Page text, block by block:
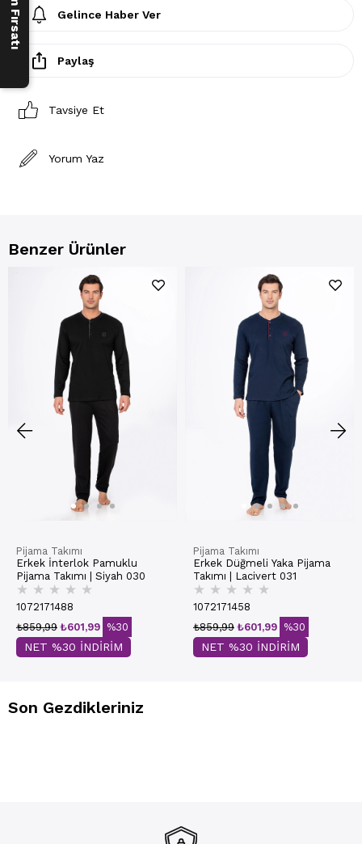
Gelince Haber Ver
Paylaş
Tavsiye Et
Yorum Yaz
Benzer Ürünler
Pijama Takımı
Erkek İnterlok Pamuklu
Pijama Takımı | Siyah 030
★ ★ ★ ★ ★
1072171488
₺601,99
₺859,99 %30
NET %30 İNDİRİM
Pijama Takımı
Erkek Düğmeli Yaka Pijama
Takımı | Lacivert 031
★ ★ ★ ★ ★
1072171458
₺601,99
₺859,99 %30
NET %30 İNDİRİM
Son Gezdikleriniz